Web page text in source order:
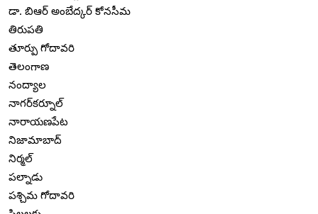
డా. బిఆర్ అంబేద్కర్ కోనసీమ
తిరుపతి
తూర్పు గోదావరి
తెలంగాణ
నంద్యాల
నాగర్‌కర్నూల్
నారాయణపేట
నిజామాబాద్
నిర్మల్
పల్నాడు
పశ్చిమ గోదావరి